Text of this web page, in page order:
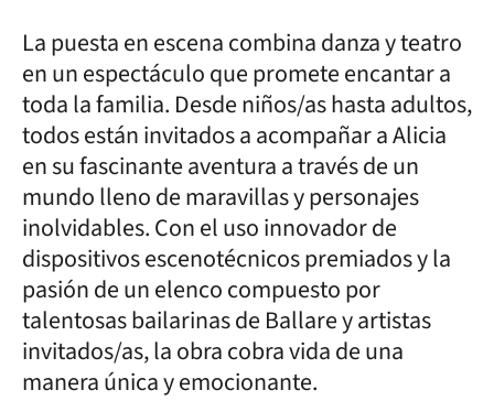
La puesta en escena combina danza y teatro
en un espectáculo que promete encantar a
toda la familia. Desde niños/as hasta adultos,
todos están invitados a acompañar a Alicia
en su fascinante aventura a través de un
mundo lleno de maravillas y personajes
inolvidables. Con el uso innovador de
dispositivos escenotécnicos premiados y la
pasión de un elenco compuesto por
talentosas bailarinas de Ballare y artistas
invitados/as, la obra cobra vida de una
manera única y emocionante.